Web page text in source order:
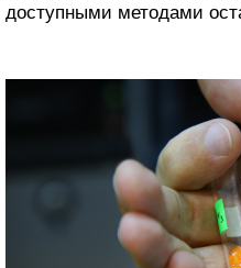
доступными методами